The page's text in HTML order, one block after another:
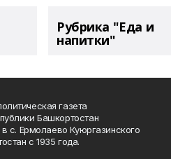
Рубрика "Еда и
напитки"
газета
Башкортостан
с. Ермолаево Куюргазинского
с 1935 года.